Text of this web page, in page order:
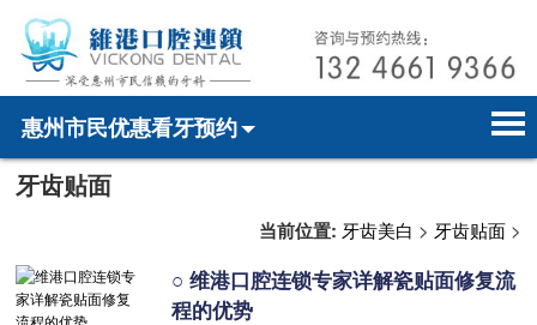
惠州市民优惠看牙预约
首页home page
hospital introduction
医师介绍
doctor introduction
电话预约
WhatsApp预约
牙齿贴面
当前位置: 牙齿美白 > 牙齿贴面>
○ 维港口腔连锁专家详解瓷贴面修复流
程的优势